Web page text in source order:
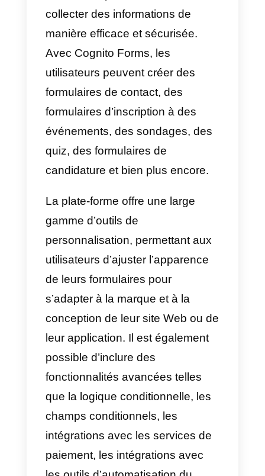
Qu’est-ce que Cognito
Forms?
Cognito Formsest une plate-
forme de création de formulaires
en ligne qui permet aux
utilisateurs de créer des
formulaires personnalisés et de
collecter des informations de
manière efficace et sécurisée.
Avec Cognito Forms, les
utilisateurs peuvent créer des
formulaires de contact, des
formulaires d’inscription à des
événements, des sondages, des
quiz, des formulaires de
candidature et bien plus encore.